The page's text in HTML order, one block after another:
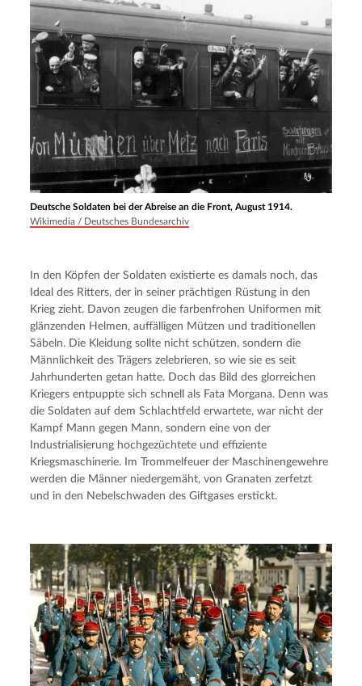
Deutsche Soldaten bei der Abreise an die Front, August 1914.
Wikimedia / Deutsches Bundesarchiv
In den Köpfen der Soldaten existierte es damals noch, das
Ideal des Ritters, der in seiner prächtigen Rüstung in den
Krieg zieht. Davon zeugen die farbenfrohen Uniformen mit
glänzenden Helmen, auffälligen Mützen und traditionellen
Säbeln. Die Kleidung sollte nicht schützen, sondern die
Männlichkeit des Trägers zelebrieren, so wie sie es seit
Jahrhunderten getan hatte. Doch das Bild des glorreichen
Kriegers entpuppte sich schnell als Fata Morgana. Denn was
die Soldaten auf dem Schlachtfeld erwartete, war nicht der
Kampf Mann gegen Mann, sondern eine von der
Industrialisierung hochgezüchtete und effiziente
Kriegsmaschinerie. Im Trommelfeuer der Maschinengewehre
werden die Männer niedergemäht, von Granaten zerfetzt
und in den Nebelschwaden des Giftgases erstickt.